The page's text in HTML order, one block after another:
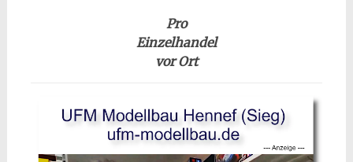
Pro
Einzelhandel
vor Ort